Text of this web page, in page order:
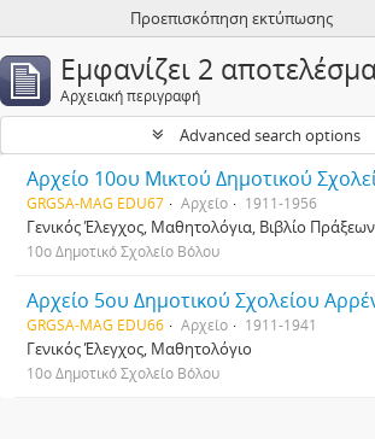
Προεπισκόπηση εκτύπωσης
Εμφανίζει 2
Αρχειακή περιγραφή
Advanced search options
Αρχείο 10ου Μικτού Δημοτικού
GRGSA-MAG EDU67 Αρχείο 1911-1956
Γενικός Έλεγχος, Μαθητολόγια, Βιβλίο
10ο Δημοτικό Σχολείο Βόλου
Αρχείο 5ου Δημοτικού Σχολείου
GRGSA-MAG EDU66 Αρχείο 1911-1941
Γενικός Έλεγχος, Μαθητολόγιο
10ο Δημοτικό Σχολείο Βόλου